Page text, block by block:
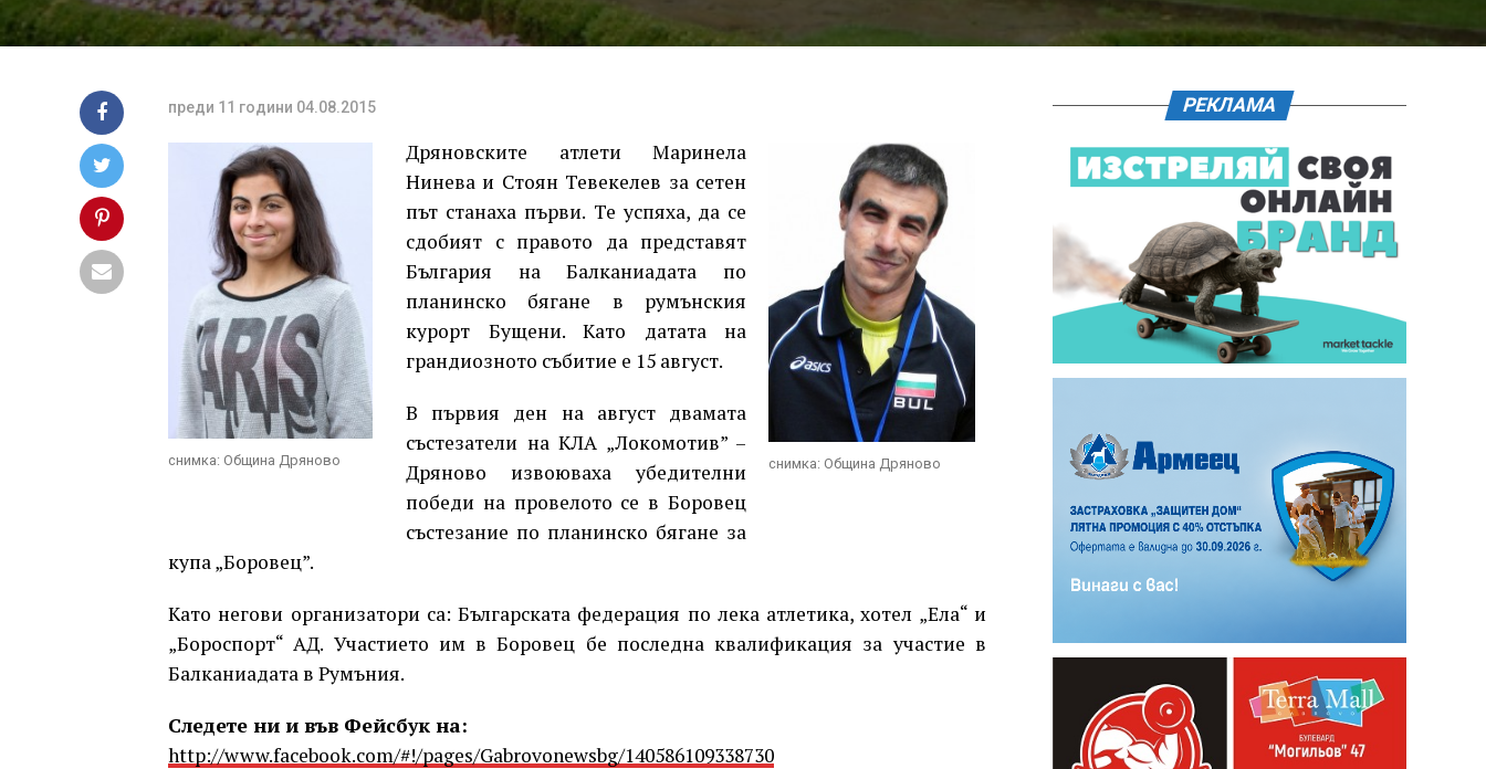
преди 11 години 04.08.2015
снимка: Община Дряново
снимка: Община Дряново
Дряновските атлети Маринела
Нинева и Стоян Тевекелев за сетен
път станаха първи. Те успяха, да се
сдобият с правото да представят
България на Балканиадата по
планинско бягане в румънския
курорт Бущени. Като датата на
грандиозното събитие е 15 август.
В първия ден на август двамата
състезатели на КЛА „Локомотив” –
Дряново извоюваха убедителни
победи на провелото се в Боровец
състезание по планинско бягане за
купа „Боровец”.
Като негови организатори са: Българската федерация по лека атлетика, хотел „Ела“ и
„Бороспорт“ АД. Участието им в Боровец бе последна квалификация за участие в
Балканиадата в Румъния.
Следете ни и във Фейсбук на:
http://www.facebook.com/#!/pages/Gabrovonewsbg/140586109338730
РЕКЛАМА